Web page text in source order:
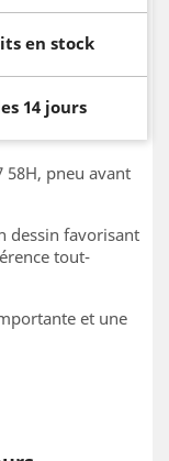
en stock
14 jours
58H, pneu avant
dessin favorisant
tout-
et une